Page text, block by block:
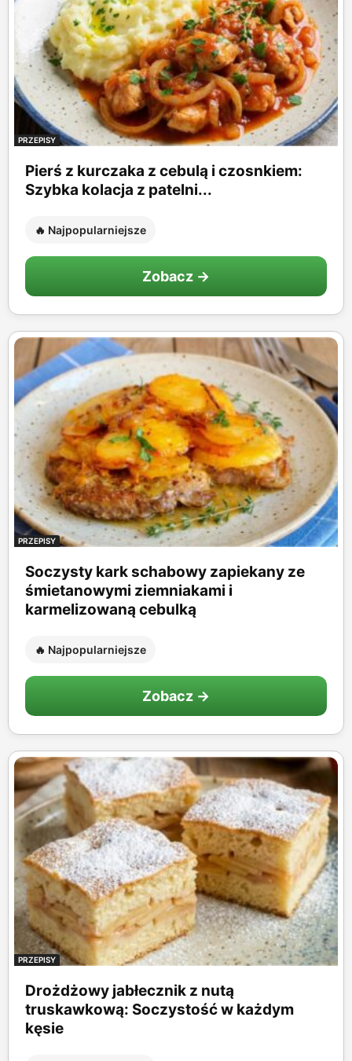
PRZEPISY
Pierś z kurczaka z cebulą i czosnkiem:
Szybka kolacja z patelni...
🔥 Najpopularniejsze
Zobacz →
PRZEPISY
Soczysty kark schabowy zapiekany ze
śmietanowymi ziemniakami i
karmelizowaną cebulką
🔥 Najpopularniejsze
Zobacz →
PRZEPISY
Drożdżowy jabłecznik z nutą
truskawkową: Soczystość w każdym
kęsie